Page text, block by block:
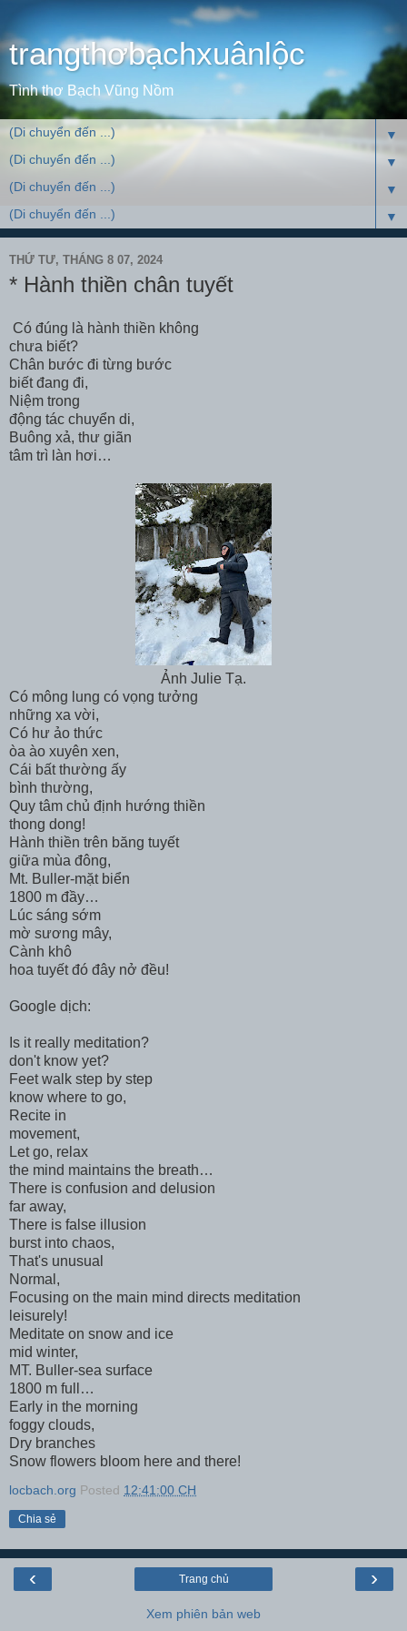
trangthơbạchxuânlộc
Tình thơ Bạch Vũng Nồm
▼
▼
▼
▼
THỨ TƯ, THÁNG 8 07, 2024
* Hành thiền chân tuyết
Có đúng là hành thiền không
chưa biết?
Chân bước đi từng bước
biết đang đi,
Niệm trong
động tác chuyển di,
Buông xả, thư giãn
tâm trì làn hơi…
Ảnh Julie Tạ.
Có mông lung có vọng tưởng
những xa vời,
Có hư ảo thức
òa ào xuyên xen,
Cái bất thường ấy
bình thường,
Quy tâm chủ định hướng thiền
thong dong!
Hành thiền trên băng tuyết
giữa mùa đông,
Mt. Buller-mặt biển
1800 m đầy…
Lúc sáng sớm
mờ sương mây,
Cành khô
hoa tuyết đó đây nở đều!
Google dịch:
Is it really meditation?
don't know yet?
Feet walk step by step
know where to go,
Recite in
movement,
Let go, relax
the mind maintains the breath…
There is confusion and delusion
far away,
There is false illusion
burst into chaos,
That's unusual
Normal,
Focusing on the main mind directs meditation
leisurely!
Meditate on snow and ice
mid winter,
MT. Buller-sea surface
1800 m full…
Early in the morning
foggy clouds,
Dry branches
Snow flowers bloom here and there!
locbach.org Posted 12:41:00 CH
Chia sẻ
‹ ›
Trang chủ
Xem phiên bản web